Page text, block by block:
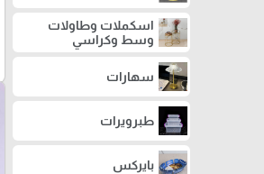
اسكملات وطاولات
وسط وكراسي
سهارات
طبرويرات
بايركس